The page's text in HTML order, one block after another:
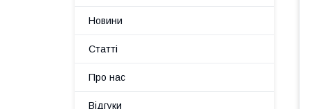
Новини
Статті
Про нас
Відгуки